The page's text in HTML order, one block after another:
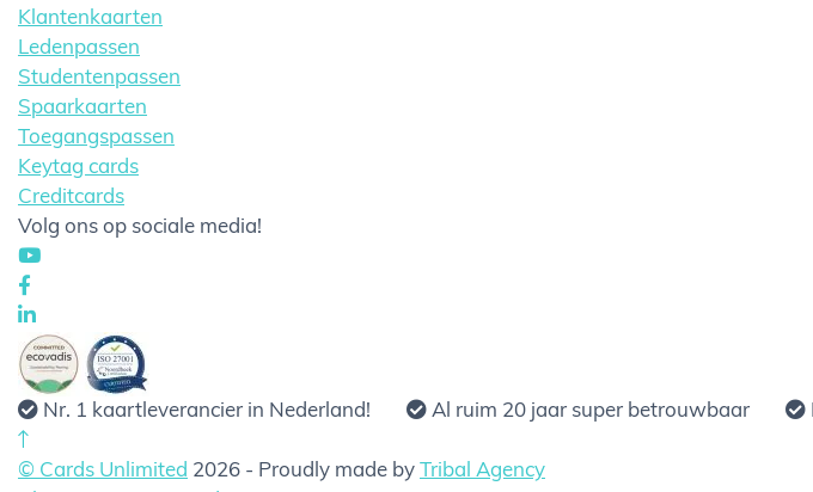
Klantenkaarten
Ledenpassen
Studentenpassen
Spaarkaarten
Toegangspassen
Keytag cards
Creditcards
Volg ons op sociale media!
Nr. 1 kaartleverancier in Nederland! Al ruim 20 jaar super betrouwbaar
© Cards Unlimited 2026 - Proudly made by Tribal Agency